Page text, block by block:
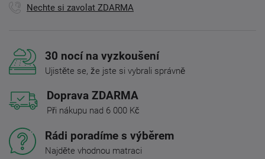
Nechte si zavolat ZDARMA
30 nocí na vyzkoušení
Ujistěte se, že jste si vybrali správně
Doprava ZDARMA
Při nákupu nad 6 000 Kč
Rádi poradíme s výběrem
Najděte vhodnou matraci